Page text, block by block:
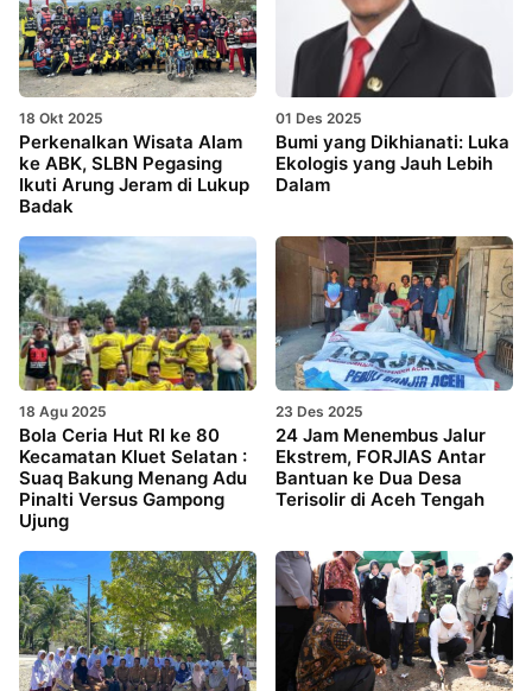
18 Okt 2025
Perkenalkan Wisata Alam
ke ABK, SLBN Pegasing
Ikuti Arung Jeram di Lukup
Badak
01 Des 2025
Bumi yang Dikhianati: Luka
Ekologis yang Jauh Lebih
Dalam
18 Agu 2025
Bola Ceria Hut RI ke 80
Kecamatan Kluet Selatan :
Suaq Bakung Menang Adu
Pinalti Versus Gampong
Ujung
23 Des 2025
24 Jam Menembus Jalur
Ekstrem, FORJIAS Antar
Bantuan ke Dua Desa
Terisolir di Aceh Tengah